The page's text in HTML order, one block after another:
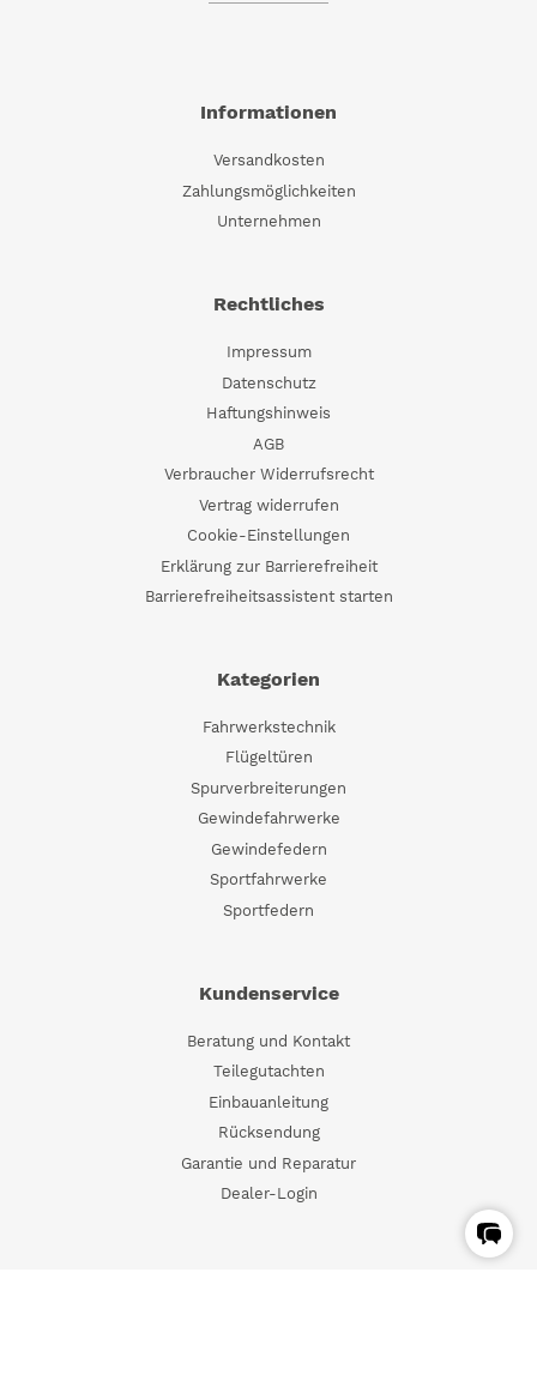
Informationen
Versandkosten
Zahlungsmöglichkeiten
Unternehmen
Rechtliches
Impressum
Datenschutz
Haftungshinweis
AGB
Verbraucher Widerrufsrecht
Vertrag widerrufen
Cookie-Einstellungen
Erklärung zur Barrierefreiheit
Barrierefreiheitsassistent starten
Kategorien
Fahrwerkstechnik
Flügeltüren
Spurverbreiterungen
Gewindefahrwerke
Gewindefedern
Sportfahrwerke
Sportfedern
Kundenservice
Beratung und Kontakt
Teilegutachten
Einbauanleitung
Rücksendung
Garantie und Reparatur
Dealer-Login